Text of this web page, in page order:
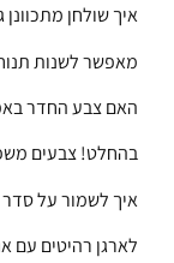
איך שולחן
מאפשר לשנות
האם צבע החדר
בהחלט! צבעים
איך לשמור על
לארגן רהיטים עם